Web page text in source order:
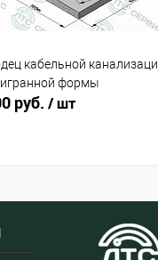
кабельной
формы
руб. / шт